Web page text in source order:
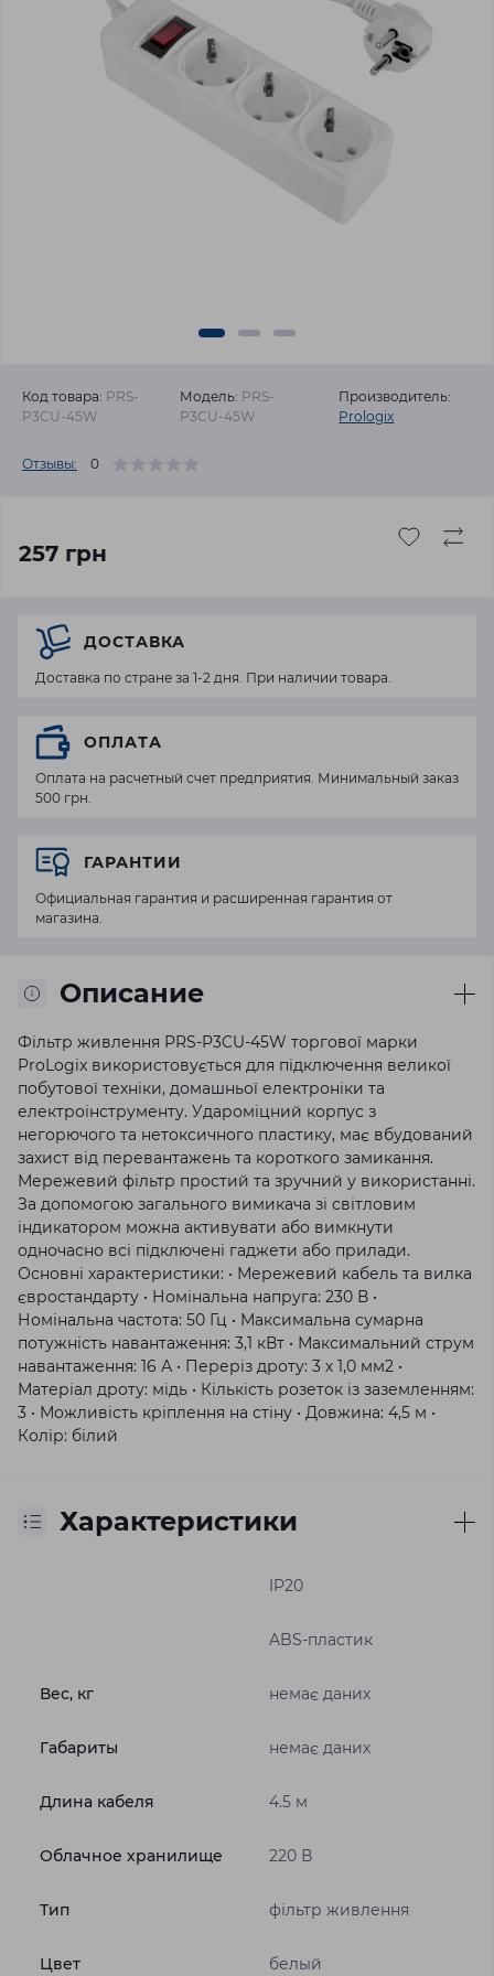
Код товара: PRS-
P3CU-45W
Модель: PRS-
P3CU-45W
Производитель:
Prologix
Отзывы: 0
257 грн
Описание
Фільтр живлення PRS-P3CU-45W торгової марки
ProLogix використовується для підключення великої
побутової техніки, домашньої електроніки та
електроінструменту. Удароміцний корпус з
негорючого та нетоксичного пластику, має вбудований
захист від перевантажень та короткого замикання.
Мережевий фільтр простий та зручний у використанні.
За допомогою загального вимикача зі світловим
індикатором можна активувати або вимкнути
одночасно всі підключені гаджети або прилади.
Основні характеристики: • Мережевий кабель та вилка
євростандарту • Номінальна напруга: 230 В •
Номінальна частота: 50 Гц • Максимальна сумарна
потужність навантаження: 3,1 кВт • Максимальний струм
навантаження: 16 А • Переріз дроту: 3 х 1,0 мм2 •
Матеріал дроту: мідь • Кількість розеток із заземленням:
3 • Можливість кріплення на стіну • Довжина: 4,5 м •
Колір: білий
Характеристики
IP20
ABS-пластик
Вес, кг немає даних
Габариты немає даних
Длина кабеля 4.5 м
Облачное хранилище 220 В
Тип фільтр живлення
Цвет белый
ДОСТАВКА
Доставка по стране за 1-2 дня. При наличии товара.
ОПЛАТА
Оплата на расчетный счет предприятия. Минимальный заказ
500 грн.
ГАРАНТИИ
Официальная гарантия и расширенная гарантия от
магазина.